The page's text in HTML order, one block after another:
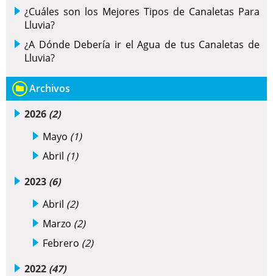
¿Cuáles son los Mejores Tipos de Canaletas Para
Lluvia?
¿A Dónde Debería ir el Agua de tus Canaletas de
Lluvia?
Archivos
2026 (2)
Mayo (1)
Abril (1)
2023 (6)
Abril (2)
Marzo (2)
Febrero (2)
2022 (47)